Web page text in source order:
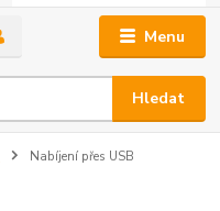
Menu
Hledat
Nabíjení přes USB